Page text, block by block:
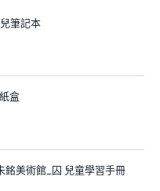
筆記本
盒
美術館_囚 兒童學習手冊